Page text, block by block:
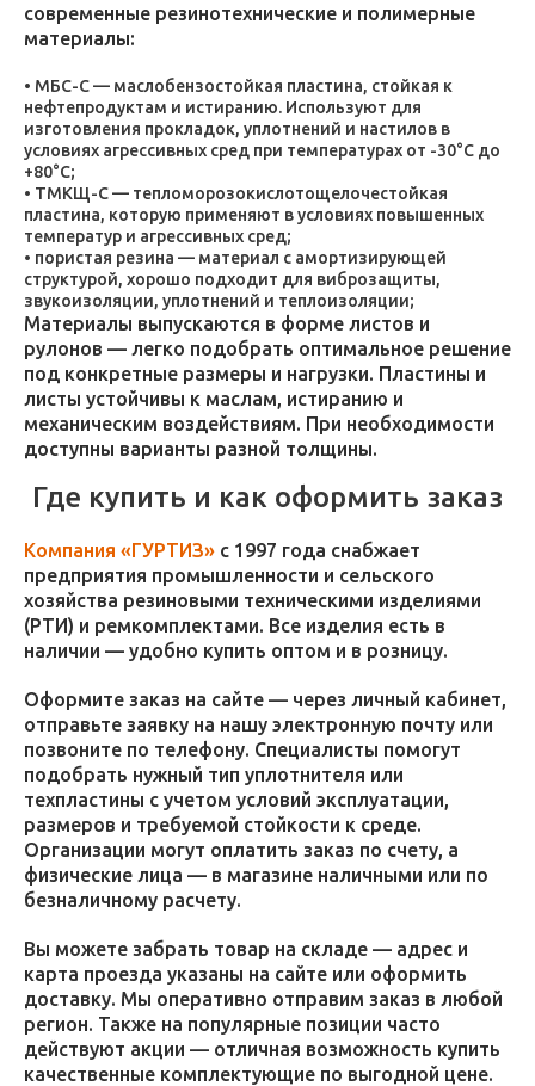
современные резинотехнические и полимерные
материалы:
МБС-С — маслобензостойкая пластина, стойкая к
нефтепродуктам и истиранию. Используют для
изготовления прокладок, уплотнений и настилов в
условиях агрессивных сред при температурах от -30°C до
+80°C;
ТМКЩ-С — тепломорозокислотощелочестойкая
пластина, которую применяют в условиях повышенных
температур и агрессивных сред;
пористая резина — материал с амортизирующей
структурой, хорошо подходит для виброзащиты,
звукоизоляции, уплотнений и теплоизоляции;
Материалы выпускаются в форме листов и
рулонов — легко подобрать оптимальное решение
под конкретные размеры и нагрузки. Пластины и
листы устойчивы к маслам, истиранию и
механическим воздействиям. При необходимости
доступны варианты разной толщины.
Где купить и как оформить заказ
Компания «ГУРТИЗ» с 1997 года снабжает
предприятия промышленности и сельского
хозяйства резиновыми техническими изделиями
(РТИ) и ремкомплектами. Все изделия есть в
наличии — удобно купить оптом и в розницу.
Оформите заказ на сайте — через личный кабинет,
отправьте заявку на нашу электронную почту или
позвоните по телефону. Специалисты помогут
подобрать нужный тип уплотнителя или
техпластины с учетом условий эксплуатации,
размеров и требуемой стойкости к среде.
Организации могут оплатить заказ по счету, а
физические лица — в магазине наличными или по
безналичному расчету.
Вы можете забрать товар на складе — адрес и
карта проезда указаны на сайте или оформить
доставку. Мы оперативно отправим заказ в любой
регион. Также на популярные позиции часто
действуют акции — отличная возможность купить
качественные комплектующие по выгодной цене.